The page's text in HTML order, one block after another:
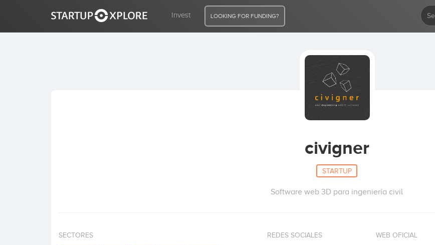
Invest LOOKING FOR FUNDING?
civigner
STARTUP
Software web 3D para ingeniería civil
SECTORES REDES SOCIALES WEB OFICIAL